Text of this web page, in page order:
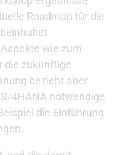
Roadmap für die
wie zum
die zukünftige
bezieht aber
4HANA notwendige
die Einführung